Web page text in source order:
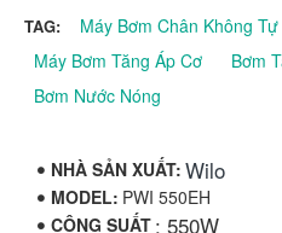
TAG:
Máy Bơm Chân Không
Máy Bơm Tăng Áp Cơ
Bơm
Bơm Nước Nóng
NHÀ SẢN XUẤT: Wilo
MODEL: PWI 550EH
CÔNG SUẤT : 550W